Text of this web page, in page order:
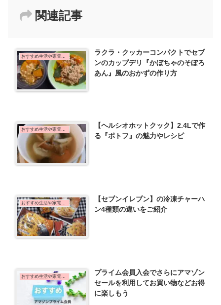
関連記事
おすすめ生活や家電など
ラクラ・クッカーコンパクトでセブ
ンのカップデリ『かぼちゃのそぼろ
あん』風のおかずの作り方
おすすめ生活や家電など
【ヘルシオホットクック】2.4Lで作
る『ポトフ』の魅力やレシピ
おすすめ生活や家電など
【セブンイレブン】の冷凍チャーハ
ン4種類の違いをご紹介
おすすめ生活や家電など
プライム会員入会でさらにアマゾン
セールを利用してお買い物などお得
に楽しもう